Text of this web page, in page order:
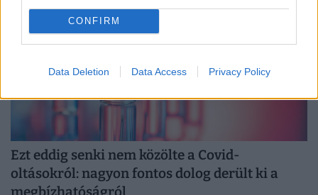
CONFIRM
Data Deletion Data Access Privacy Policy
Ezt eddig senki nem közölte a Covid-
oltásokról: nagyon fontos dolog derült ki a